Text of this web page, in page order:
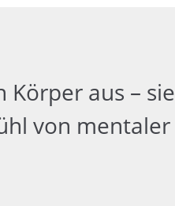
aus – sie
von mentaler